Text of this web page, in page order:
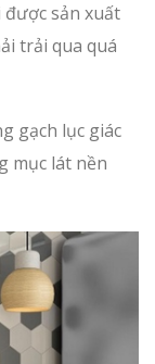
được sản xuất
trải qua quá
gạch lục giác
mục lát nền